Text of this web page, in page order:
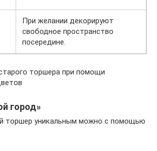
При желании декорируют
свободное пространство
посередине.
торшера при помощи
город»
торшер уникальным можно с помощью